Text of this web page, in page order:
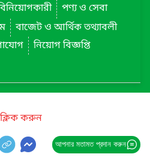
পণ্য ও সেবা
বাজেট ও আর্থিক তথ্যাবলী
নিয়োগ বিজ্ঞপ্তি
করুন
আপনার মতামত প্রদান করুন